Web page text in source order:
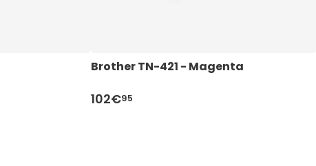
Brother TN-421 - Magenta
102€95